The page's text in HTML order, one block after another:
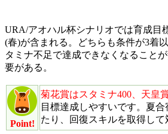
URA/アオハル杯シナリオでは育成目
(春)が含まれる。どちらも条件が3着
タミナ不足で達成できなくなること
要がある。
Point!
菊花賞はスタミナ400、天皇
目標達成しやすいです。夏
たり、回復スキルを取得して